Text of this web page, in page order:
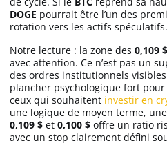
DOGE pourrait être l’un des
rotation vers les actifs spéculatifs.
Notre lecture : la zone des 0,109 $
avec attention. Ce n’est pas un
des ordres institutionnels
plancher psychologique fort
ceux qui souhaitent investir en
une logique de moyen terme,
0,109 $ et 0,100 $ offre un ratio
avec un stop clairement défini